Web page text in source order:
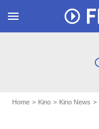
menu
Home Kino Kino News